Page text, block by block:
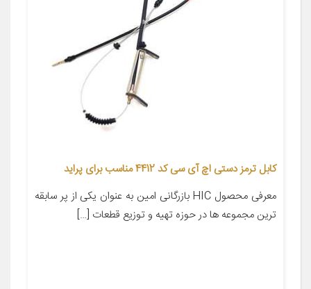
کابل ترمز دستی اچ آی سی کد 4412 مناسب برای پراید
معرفی محصول HIC بازرگانی امین به عنوان یکی از پر سابقه
ترین مجموعه ها در حوزه تهیه و توزیع قطعات […]